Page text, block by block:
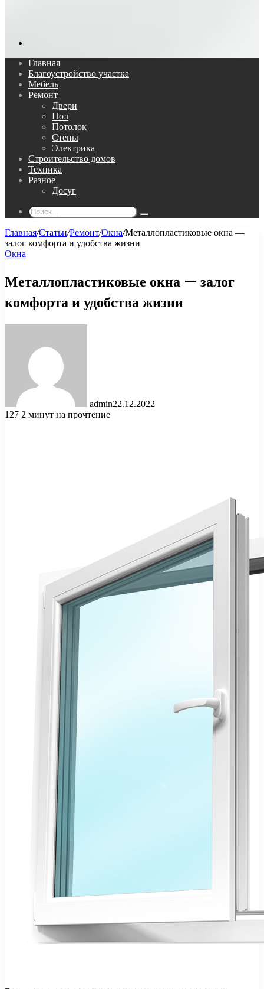
Главная
Благоустройство участка
Мебель
Ремонт
Двери
Пол
Потолок
Стены
Электрика
Строительство домов
Техника
Разное
Досуг
Поиск...
Главная/Статьи/Ремонт/Окна/Металлопластиковые окна —
залог комфорта и удобства жизни
Окна
Металлопластиковые окна — залог
комфорта и удобства жизни
admin22.12.2022
127 2 минут на прочтение